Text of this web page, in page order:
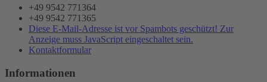
+49 9542 771364
+49 9542 771365
Diese E-Mail-Adresse ist vor Spambots geschützt! Zur
Anzeige muss JavaScript eingeschaltet sein.
Kontaktformular
Informationen